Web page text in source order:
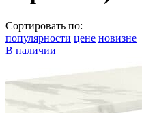
Сортировать по:
популярности цене новизне
В наличии